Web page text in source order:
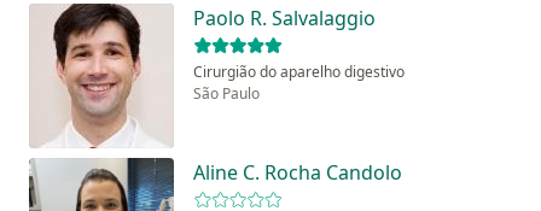
Paolo R. Salvalaggio
Cirurgião do aparelho digestivo
São Paulo
Aline C. Rocha Candolo